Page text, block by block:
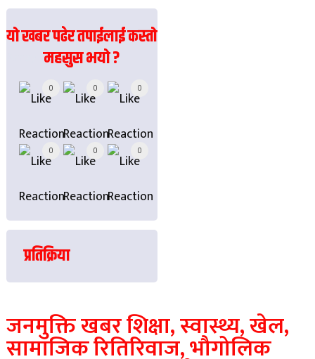
यो खबर पढेर तपाईलाई कस्तो
महसुस भयो ?
0 0 0
0 0 0
प्रतिक्रिया
जनमुक्ति खबर शिक्षा, स्वास्थ्य, खेल,
सामाजिक रितिरिवाज, भौगोलिक